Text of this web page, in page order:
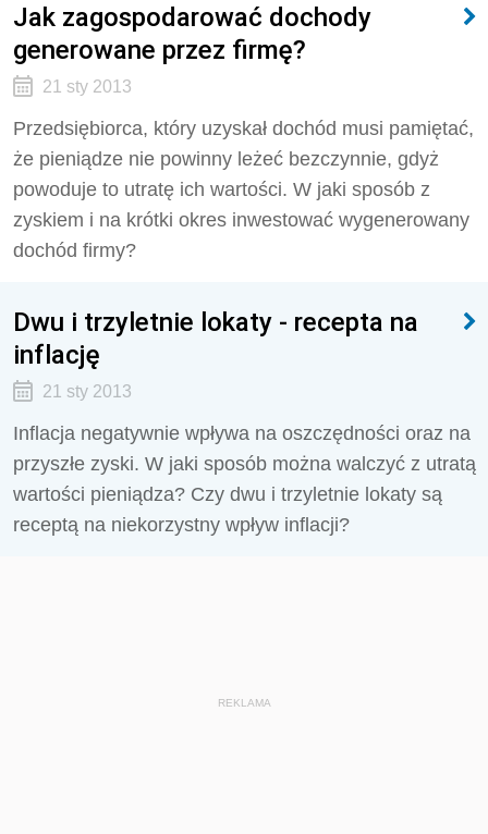
Jak zagospodarować dochody
generowane przez firmę?
21 sty 2013
Przedsiębiorca, który uzyskał dochód musi pamiętać,
że pieniądze nie powinny leżeć bezczynnie, gdyż
powoduje to utratę ich wartości. W jaki sposób z
zyskiem i na krótki okres inwestować wygenerowany
dochód firmy?
Dwu i trzyletnie lokaty - recepta na
inflację
21 sty 2013
Inflacja negatywnie wpływa na oszczędności oraz na
przyszłe zyski. W jaki sposób można walczyć z utratą
wartości pieniądza? Czy dwu i trzyletnie lokaty są
receptą na niekorzystny wpływ inflacji?
REKLAMA